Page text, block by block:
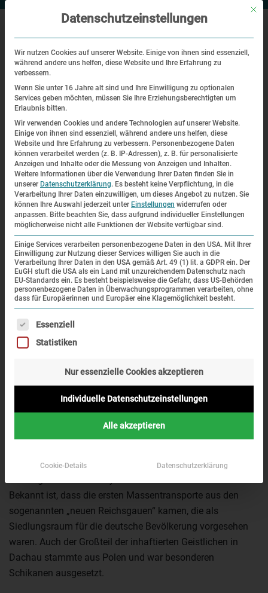
Startseite |
Themenrundgang
Polnische Häftlinge im KZ Dachau
| 31.08.2019 | 14:00—16:30
Eine Gruppe befreiter polnischer Häftlinge vor einer Baracke,
im September 1939 fanden die ersten Deportationen von
Polen in das Konzentrationslager Dachau statt. Im Verlauf
Personen zur größten nationalen Häftlingsgruppe des
Lagers.
Angesichts dessen verwundert es, dass die polnischen
Bekannt ist, dass die ersten Massentransporte aus den
sogenannten „neuen Reichsgauen“ kamen, die als
Siedlungsraum für die deutsche Bevölkerung vorgesehen
waren. Auch der Großteil der inhaftierten Geistlichen in
Dachau stammte aus Polen und war besonderen
Schikanen ausgesetzt.
Mit
Datenschutzeinstellungen
Wir nutzen Cookies auf unserer Website. Einige von ihnen sind essenziell,
während andere uns helfen, diese Website und Ihre Erfahrung zu
verbessern.
Wenn Sie unter 16 Jahre alt sind und Ihre Einwilligung zu optionalen
Services geben möchten, müssen Sie Ihre Erziehungsberechtigten um
Erlaubnis bitten.
Wir verwenden Cookies und andere Technologien auf unserer Website.
Einige von ihnen sind essenziell, während andere uns helfen, diese
Website und Ihre Erfahrung zu verbessern. Personenbezogene Daten
können verarbeitet werden (z. B. IP-Adressen), z. B. für personalisierte
Anzeigen und Inhalte oder die Messung von Anzeigen und Inhalten.
Weitere Informationen über die Verwendung Ihrer Daten finden Sie in
unserer Datenschutzerklärung. Es besteht keine Verpflichtung, in die
Verarbeitung Ihrer Daten einzuwilligen, um dieses Angebot zu nutzen. Sie
können Ihre Auswahl jederzeit unter Einstellungen widerrufen oder
anpassen. Bitte beachten Sie, dass aufgrund individueller Einstellungen
möglicherweise nicht alle Funktionen der Website verfügbar sind.
Einige Services verarbeiten personenbezogene Daten in den USA. Mit Ihrer
Einwilligung zur Nutzung dieser Services willigen Sie auch in die
Verarbeitung Ihrer Daten in den USA gemäß Art. 49 (1) lit. a GDPR ein. Der
EuGH stuft die USA als ein Land mit unzureichendem Datenschutz nach
EU-Standards ein. Es besteht beispielsweise die Gefahr, dass US-Behörden
personenbezogene Daten in Überwachungsprogrammen verarbeiten, ohne
dass für Europäerinnen und Europäer eine Klagemöglichkeit besteht.
Es folgt eine Liste der Service-Gruppen, für die eine
Essenziell
Statistiken
Nur essenzielle Cookies akzeptieren
Individuelle Datenschutzeinstellungen
Alle akzeptieren
Cookie-Details Datenschutzerklärung